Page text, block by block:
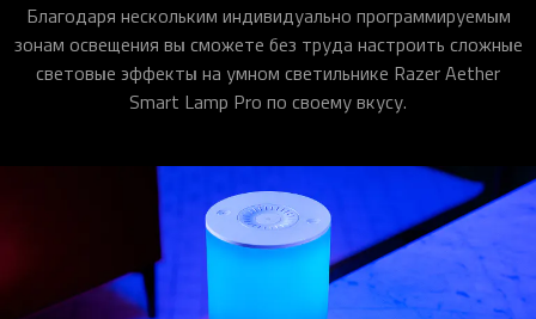
Благодаря нескольким индивидуально программируемым
зонам освещения вы сможете без труда настроить сложные
световые эффекты на умном светильнике Razer Aether
Smart Lamp Pro по своему вкусу.